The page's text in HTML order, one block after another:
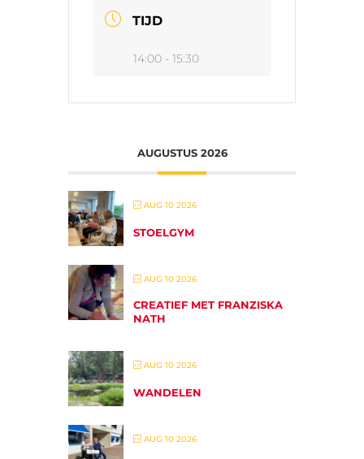
TIJD
14:00 - 15:30
AUGUSTUS 2026
AUG 10 2026
STOELGYM
AUG 10 2026
CREATIEF MET FRANZISKA
NATH
AUG 10 2026
WANDELEN
AUG 10 2026